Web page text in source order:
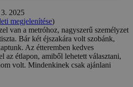
2025
megjelenítése)
van a metróhoz, nagyszerű személyzet
Bár két éjszakára volt szobánk,
Az étteremben kedves
az étlapon, amiből lehetett választani,
volt. Mindenkinek csak ajánlani